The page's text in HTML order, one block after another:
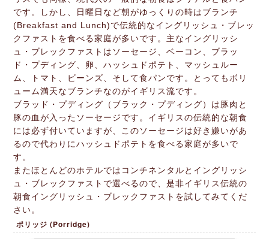
です。しかし、日曜日など朝がゆっくりの時はブランチ
(Breakfast and Lunch)で伝統的なイングリッシュ・ブレッ
クファストを食べる家庭が多いです。主なイングリッシ
ュ・ブレックファストはソーセージ、ベーコン、ブラッ
ド・プディング、卵、ハッシュドポテト、マッシュルー
ム、トマト、ビーンズ、そして食パンです。とってもボリ
ューム満天なブランチなのがイギリス流です。
ブラッド・プディング（ブラック・プディング）は豚肉と
豚の血が入ったソーセージです。イギリスの伝統的な朝食
には必ず付いていますが、このソーセージは好き嫌いがあ
るので代わりにハッシュドポテトを食べる家庭が多いで
す。
またほとんどのホテルではコンチネンタルとイングリッシ
ュ・ブレックファストで選べるので、是非イギリス伝統の
朝食イングリッシュ・ブレックファストを試してみてくだ
さい。
ポリッジ (Porridge)